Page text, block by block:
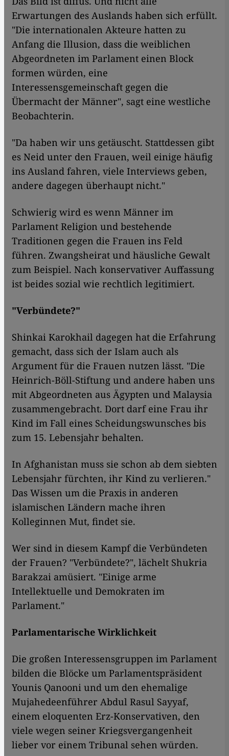
Erwartungen des Auslands haben sich erfüllt.
"Die internationalen Akteure hatten zu
Anfang die Illusion, dass die weiblichen
Abgeordneten im Parlament einen Block
formen würden, eine
Interessensgemeinschaft gegen die
Übermacht der Männer", sagt eine westliche
Beobachterin.
"Da haben wir uns getäuscht. Stattdessen gibt
es Neid unter den Frauen, weil einige häufig
ins Ausland fahren, viele Interviews geben,
andere dagegen überhaupt nicht."
Schwierig wird es wenn Männer im
Parlament Religion und bestehende
Traditionen gegen die Frauen ins Feld
führen. Zwangsheirat und häusliche Gewalt
zum Beispiel. Nach konservativer Auffassung
ist beides sozial wie rechtlich legitimiert.
"Verbündete?"
Shinkai Karokhail dagegen hat die Erfahrung
gemacht, dass sich der Islam auch als
Argument für die Frauen nutzen lässt. "Die
Heinrich-Böll-Stiftung und andere haben uns
mit Abgeordneten aus Ägypten und Malaysia
zusammengebracht. Dort darf eine Frau ihr
Kind im Fall eines Scheidungswunsches bis
zum 15. Lebensjahr behalten.
In Afghanistan muss sie schon ab dem siebten
Lebensjahr fürchten, ihr Kind zu verlieren."
Das Wissen um die Praxis in anderen
islamischen Ländern mache ihren
Kolleginnen Mut, findet sie.
Wer sind in diesem Kampf die Verbündeten
der Frauen? "Verbündete?", lächelt Shukria
Barakzai amüsiert. "Einige arme
Intellektuelle und Demokraten im
Parlament."
Parlamentarische Wirklichkeit
Die großen Interessensgruppen im Parlament
bilden die Blöcke um Parlamentspräsident
Younis Qanooni und um den ehemalige
Mujahedeenführer Abdul Rasul Sayyaf,
einem eloquenten Erz-Konservativen, den
viele wegen seiner Kriegsvergangenheit
lieber vor einem Tribunal sehen würden.